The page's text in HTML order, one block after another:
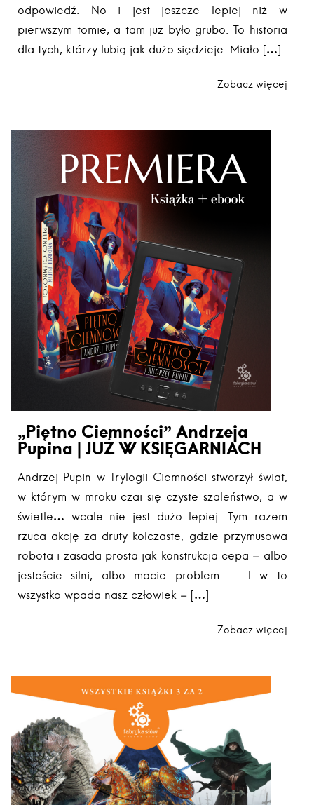
odpowiedź. No i jest jeszcze lepiej niż w
pierwszym tomie, a tam już było grubo. To historia
dla tych, którzy lubią jak dużo siędzieje. Miało […]
Zobacz więcej
„Piętno Ciemności” Andrzeja
Pupina | JUŻ W KSIĘGARNIACH
Andrzej Pupin w Trylogii Ciemności stworzył świat,
w którym w mroku czai się czyste szaleństwo, a w
świetle… wcale nie jest dużo lepiej. Tym razem
rzuca akcję za druty kolczaste, gdzie przymusowa
robota i zasada prosta jak konstrukcja cepa – albo
jesteście silni, albo macie problem. I w to
wszystko wpada nasz człowiek – […]
Zobacz więcej